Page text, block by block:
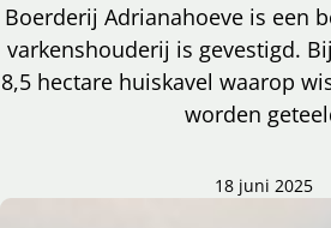
Boerderij Adrianahoeve is een
varkenshouderij is gevestigd.
8,5 hectare huiskavel waarop
worden
18 juni 2025